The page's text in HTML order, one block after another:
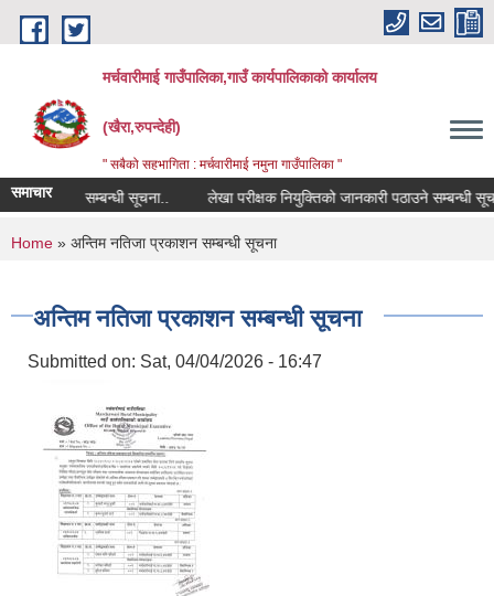
Skip to main content
मर्चवारीमाई गाउँपालिका,गाउँ कार्यपालिकाको कार्यालय
(खैरा,रुपन्देही)
" सबैको सहभागिता : मर्चवारीमाई नमुना गाउँपालिका "
समाचार
विवरण सम्बन्धी सूचना.. लेखा परीक्षक नियुक्तिको जानकारी पठाउने सम्बन्धी सूचना
You are here
Home » अन्तिम नतिजा प्रकाशन सम्बन्धी सूचना
अन्तिम नतिजा प्रकाशन सम्बन्धी सूचना
Submitted on: Sat, 04/04/2026 - 16:47